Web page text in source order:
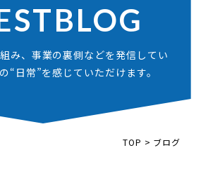
BLOG
み、事業の裏側などを発信してい
“日常”を感じていただけます。
TOP > ブログ